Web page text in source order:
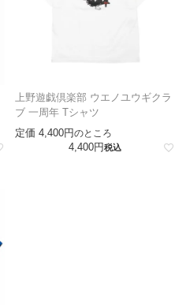
上野遊戯倶楽部 ウエノユウギクラ
ブ 一周年 Tシャツ
定価 4,400 のところ
4,400 税込